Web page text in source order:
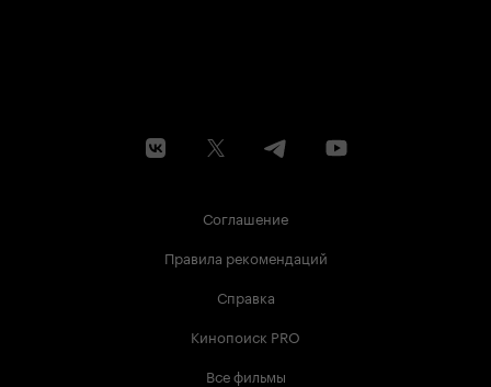
Соглашение
Правила рекомендаций
Справка
Кинопоиск PRO
Все фильмы